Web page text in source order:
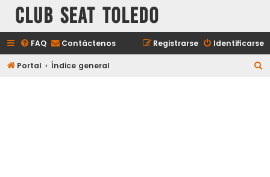
Club Seat Toledo
FAQ Contáctenos Identificarse
Registrarse
Portal Índice general